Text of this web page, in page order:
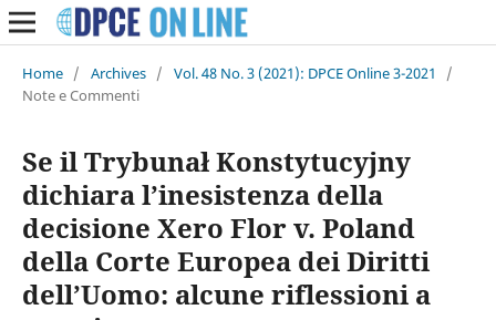
Home / Archives / Vol. 48 No. 3 (2021): DPCE Online 3-2021
/
Note e Commenti
Se il Trybunał Konstytucyjny
dichiara l’inesistenza della
decisione Xero Flor v. Poland
della Corte Europea dei Diritti
dell’Uomo: alcune riflessioni a